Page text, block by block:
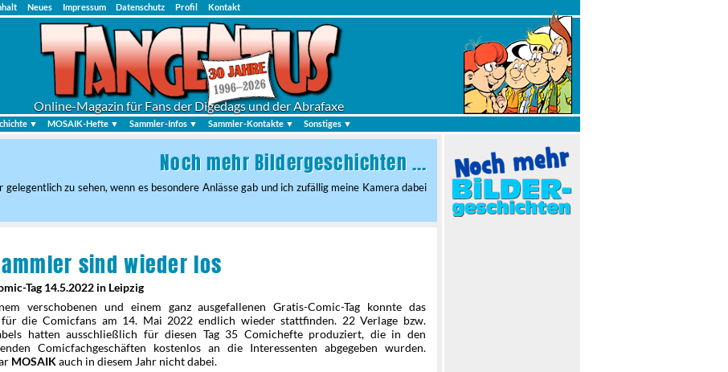
Neues Impressum Datenschutz Profil Kontakt
Online-Magazin für Fans der Digedags und der Abrafaxe
▼ MOSAIK-Hefte ▼ Sammler-Infos ▼ Sammler-Kontakte ▼ Sonstiges ▼
Noch mehr Bildergeschichten ...
gelegentlich zu sehen, wenn es besondere Anlässe gab und ich zufällig meine Kamera dabei
sind wieder los
Tag 14.5.2022 in Leipzig
verschobenen und einem ganz ausgefallenen Gratis-Comic-Tag konnte das
für die Comicfans am 14. Mai 2022 endlich wieder stattfinden. 22 Verlage bzw.
hatten ausschließlich für diesen Tag 35 Comichefte produziert, die in den
Comicfachgeschäften kostenlos an die Interessenten abgegeben wurden.
MOSAIKauch in diesem Jahr nicht dabei.